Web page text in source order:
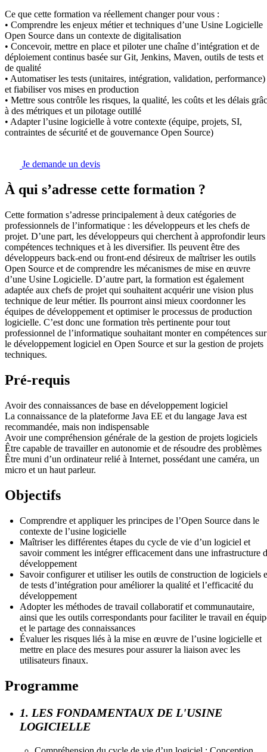
Ce que cette formation va réellement changer pour vous :
• Comprendre les enjeux métier et techniques d’une Usine Logicielle
Open Source dans un contexte de digitalisation
• Concevoir, mettre en place et piloter une chaîne d’intégration et de
déploiement continus basée sur Git, Jenkins, Maven, outils de tests et
de qualité
• Automatiser les tests (unitaires, intégration, validation, performance)
et fiabiliser vos mises en production
• Mettre sous contrôle les risques, la qualité, les coûts et les délais
à des métriques et un pilotage outillé
• Adapter l’usine logicielle à votre contexte (équipe, projets, SI,
contraintes de sécurité et de gouvernance Open Source)
Je demande un devis
À qui s’adresse cette formation ?
Cette formation s’adresse principalement à deux catégories de
professionnels de l’informatique : les développeurs et les chefs de
projet. D’une part, les développeurs qui cherchent à approfondir leurs
compétences techniques et à les diversifier. Ils peuvent être des
développeurs back-end ou front-end désireux de maîtriser les outils
Open Source et de comprendre les mécanismes de mise en œuvre
d’une Usine Logicielle. D’autre part, la formation est également
adaptée aux chefs de projet qui souhaitent acquérir une vision plus
technique de leur métier. Ils pourront ainsi mieux coordonner les
équipes de développement et optimiser le processus de production
logicielle. C’est donc une formation très pertinente pour tout
professionnel de l’informatique souhaitant monter en compétences sur
le développement logiciel en Open Source et sur la gestion de projets
techniques.
Pré-requis
Avoir des connaissances de base en développement logiciel
La connaissance de la plateforme Java EE et du langage Java est
recommandée, mais non indispensable
Avoir une compréhension générale de la gestion de projets logiciels
Être capable de travailler en autonomie et de résoudre des problèmes
Être muni d’un ordinateur relié à Internet, possédant une caméra, un
micro et un haut parleur.
Objectifs
Comprendre et appliquer les principes de l’Open Source dans le
contexte de l’usine logicielle
Maîtriser les différentes étapes du cycle de vie d’un logiciel et
savoir comment les intégrer efficacement dans une infrastructure
développement
Savoir configurer et utiliser les outils de construction de logiciels
de tests d’intégration pour améliorer la qualité et l’efficacité du
développement
Adopter les méthodes de travail collaboratif et communautaire,
ainsi que les outils correspondants pour faciliter le travail en
et le partage des connaissances
Évaluer les risques liés à la mise en œuvre de l’usine logicielle et
mettre en place des mesures pour assurer la liaison avec les
utilisateurs finaux.
Programme
1. LES FONDAMENTAUX DE L'USINE
LOGICIELLE